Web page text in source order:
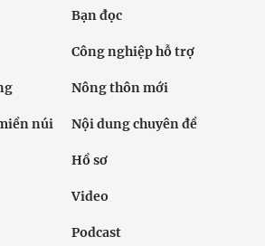
Bạn đọc
Công nghiệp hỗ trợ
Nông thôn mới
núi Nội dung chuyên đề
Hồ sơ
Video
Podcast